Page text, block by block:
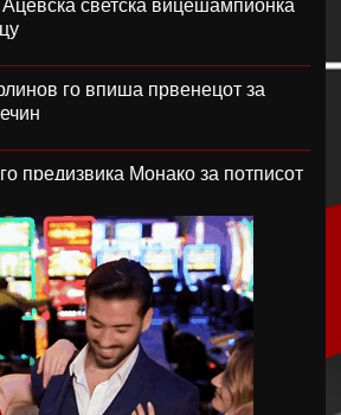
светска вицешампионка
го впиша првенецот за
предизвика Монако за потписот
го надигра Милан во
на листата на желби на